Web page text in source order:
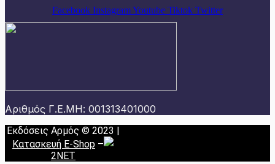
Facebook InstagramYoutube Tiktok Twitter
Αριθμός Γ.Ε.ΜΗ: 001313401000
Εκδόσεις Αρμός © 2023 |
Κατασκευή E-Shop –
2NET